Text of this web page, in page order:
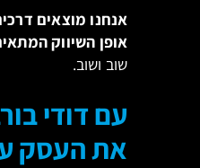
אנחנו מוצאים
אופן השיווק
שוב ושוב.
עם דודי
את העסק